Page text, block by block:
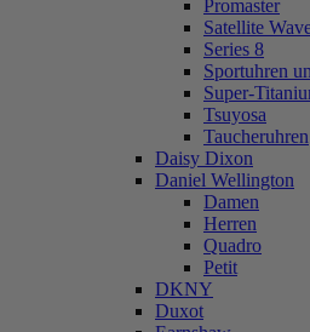
Promaster
Satellite
Series 8
Sportuhren
Super-
Tsuyosa
Taucheruhren
Daisy Dixon
Daniel Wellington
Damen
Herren
Quadro
Petit
DKNY
Duxot